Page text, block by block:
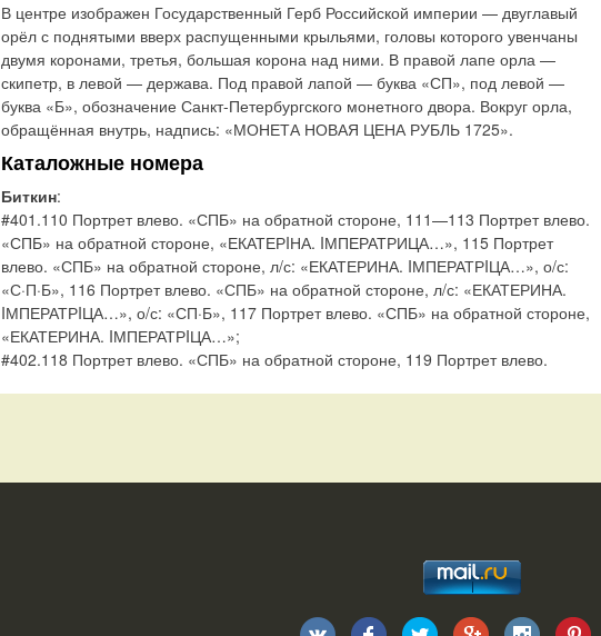
В центре изображен Государственный Герб Российской империи — двуглавый
орёл с поднятыми вверх распущенными крыльями, головы которого увенчаны
двумя коронами, третья, большая корона над ними. В правой лапе орла —
скипетр, в левой — держава. Под правой лапой — буква «СП», под левой —
буква «Б», обозначение Санкт-Петербургского монетного двора. Вокруг орла,
обращённая внутрь, надпись: «МОНЕТА НОВАЯ ЦЕНА РУБЛЬ 1725».
Каталожные номера
Биткин:
#401.110 Портрет влево. «СПБ» на обратной стороне, 111—113 Портрет влево.
«СПБ» на обратной стороне, «ЕКАТЕРIНА. IМПЕРАТРИЦА…», 115 Портрет
влево. «СПБ» на обратной стороне, л/с: «ЕКАТЕРИНА. IМПЕРАТРIЦА…», о/с:
«С·П·Б», 116 Портрет влево. «СПБ» на обратной стороне, л/с: «ЕКАТЕРИНА.
IМПЕРАТРIЦА…», о/с: «СП·Б», 117 Портрет влево. «СПБ» на обратной стороне,
«ЕКАТЕРИНА. IМПЕРАТРIЦА…»;
#402.118 Портрет влево. «СПБ» на обратной стороне, 119 Портрет влево.